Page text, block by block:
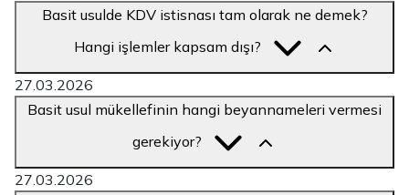
Basit usulde KDV istisnası tam olarak ne demek?
Hangi işlemler kapsam dışı?
27.03.2026
Basit usul mükellefinin hangi beyannameleri vermesi
gerekiyor?
27.03.2026